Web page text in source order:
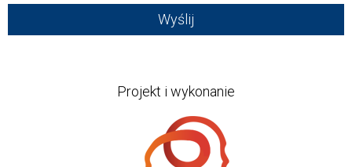
Projekt i wykonanie